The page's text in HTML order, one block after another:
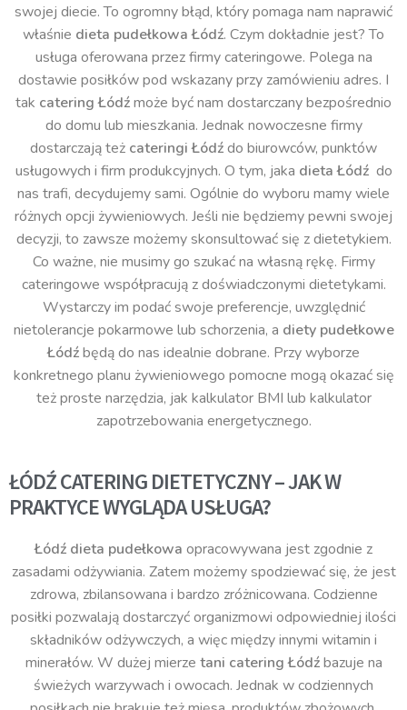
swojej diecie. To ogromny błąd, który pomaga nam naprawić
właśnie dieta pudełkowa Łódź. Czym dokładnie jest? To
usługa oferowana przez firmy cateringowe. Polega na
dostawie posiłków pod wskazany przy zamówieniu adres. I
tak catering Łódźmoże być nam dostarczany bezpośrednio
do domu lub mieszkania. Jednak nowoczesne firmy
dostarczają też cateringi Łódźdo biurowców, punktów
usługowych i firm produkcyjnych. O tym, jaka dieta Łódź do
nas trafi, decydujemy sami. Ogólnie do wyboru mamy wiele
różnych opcji żywieniowych. Jeśli nie będziemy pewni swojej
decyzji, to zawsze możemy skonsultować się z dietetykiem.
Co ważne, nie musimy go szukać na własną rękę. Firmy
cateringowe współpracują z doświadczonymi dietetykami.
Wystarczy im podać swoje preferencje, uwzględnić
nietolerancje pokarmowe lub schorzenia, a diety pudełkowe
Łódźbędą do nas idealnie dobrane. Przy wyborze
konkretnego planu żywieniowego pomocne mogą okazać się
też proste narzędzia, jak kalkulator BMI lub kalkulator
zapotrzebowania energetycznego.
ŁÓDŹ CATERING DIETETYCZNY – JAK W
PRAKTYCE WYGLĄDA USŁUGA?
Łódź dieta pudełkowa opracowywana jest zgodnie z
zasadami odżywiania. Zatem możemy spodziewać się, że jest
zdrowa, zbilansowana i bardzo zróżnicowana. Codzienne
posiłki pozwalają dostarczyć organizmowi odpowiedniej ilości
składników odżywczych, a więc między innymi witamin i
minerałów. W dużej mierze tani catering Łódźbazuje na
świeżych warzywach i owocach. Jednak w codziennych